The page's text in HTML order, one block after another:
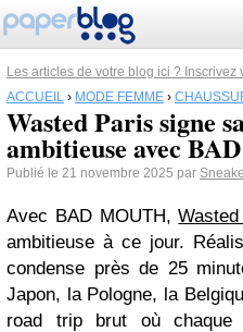
Les articles de votre blog ici ? Inscrivez
ACCUEIL › MODE FEMME ›
Wasted Paris signe
ambitieuse avec
Publié le 21 novembre 2025 par
Avec BAD MOUTH,
ambitieuse à ce jour.
condense près de 25
Japon, la Pologne, la
road trip brut où chaque